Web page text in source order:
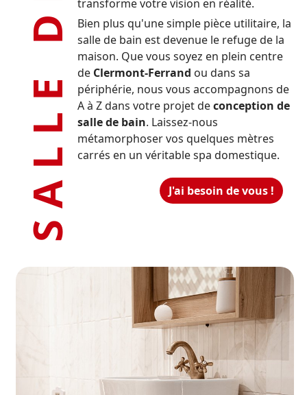
transforme votre vision en réalité.
Bien plus qu'une simple pièce utilitaire, la
salle de bain est devenue le refuge de la
maison. Que vous soyez en plein centre
de Clermont-Ferrand ou dans sa
périphérie, nous vous accompagnons de
A à Z dans votre projet deconception de
salle de bain. Laissez-nous
métamorphoser vos quelques mètres
carrés en un véritable spa domestique.
J'ai besoin de vous !